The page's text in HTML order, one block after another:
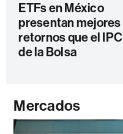
ETFs en México
presentan mejores
retornos que el IPC
de la Bolsa
Mercados